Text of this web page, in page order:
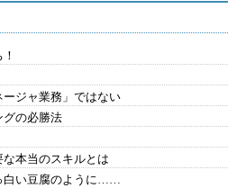
ージャ業務」ではない
グの必勝法
本当のスキルとは
白い豆腐のように……